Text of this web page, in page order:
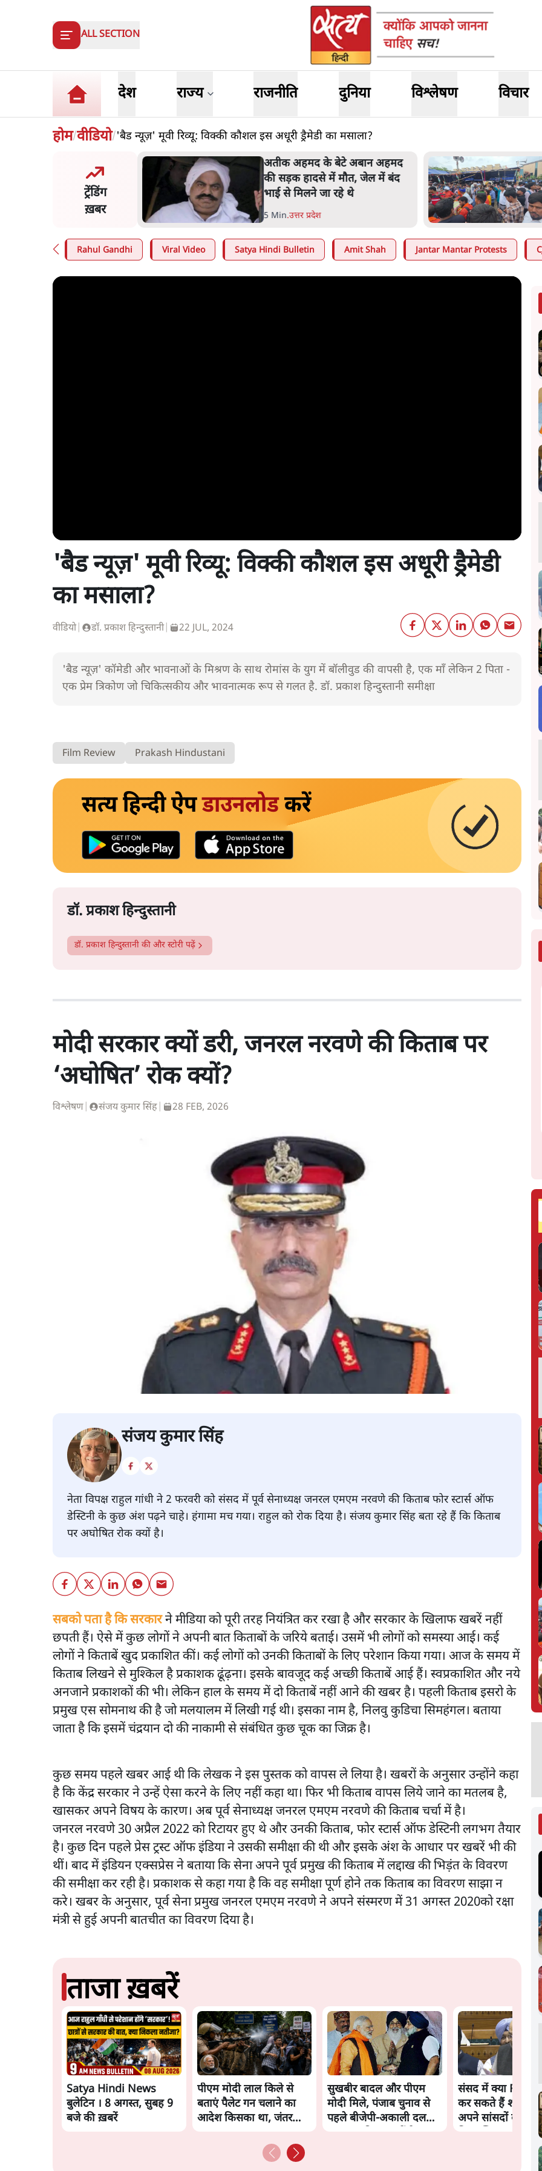
ALL SECTION
देश राज्य राजनीति दुनिया विश्लेषण विचार
होम/वीडियो/'बैड न्यूज़' मूवी रिव्यू: विक्की कौशल इस अधूरी ड्रैमेडी का मसाला?
ट्रेंडिंग
ख़बर
अहमद के बेटे अबान अहमद
हादसे में मौत, जेल में बंद
झारखंड के आंदोलनकारी छात्रों ने
दबाव बढ़ाया, सीएम हेमंत सोरेन का
इस्तीफा मांगा, 10 को घेरेंगे
विधानसभा
4 Min.झारखंड
Rahul Gandhi Viral Video Satya Hindi Bulletin Amit Shah Jantar Mantar Protests
'बैड न्यूज़' मूवी रिव्यू: विक्की कौशल इस अधूरी ड्रैमेडी
का मसाला?
वीडियो| डॉ. प्रकाश हिन्दुस्तानी| 22 JUL, 2024
'बैड न्यूज़' कॉमेडी और भावनाओं के मिश्रण के साथ रोमांस के युग में बॉलीवुड की वापसी है, एक माँ लेकिन 2 पिता -
एक प्रेम त्रिकोण जो चिकित्सकीय और भावनात्मक रूप से गलत है. डॉ. प्रकाश हिन्दुस्तानी समीक्षा
Film Review Prakash Hindustani
सत्य हिन्दी ऐपडाउनलोडकरें
डॉ. प्रकाश हिन्दुस्तानी
डॉ. प्रकाश हिन्दुस्तानी की और स्टोरी पढ़ें
मोदी सरकार क्यों डरी, जनरल नरवणे की किताब पर
‘अघोषित’ रोक क्यों?
विश्लेषण संजय कुमार सिंह 28 FEB, 2026
संजय कुमार सिंह
नेता विपक्ष राहुल गांधी ने 2 फरवरी को संसद में पूर्व सेनाध्यक्ष जनरल एमएम नरवणे की किताब फोर स्टार्स ऑफ
डेस्टिनी के कुछ अंश पढ़ने चाहे। हंगामा मच गया। राहुल को रोक दिया है। संजय कुमार सिंह बता रहे हैं कि किताब
पर अघोषित रोक क्यों है।
सबको पता है कि सरकारने मीडिया को पूरी तरह नियंत्रित कर रखा है और सरकार के खिलाफ खबरें नहीं
छपती हैं। ऐसे में कुछ लोगों ने अपनी बात किताबों के जरिये बताई। उसमें भी लोगों को समस्या आई। कई
लोगों ने किताबें खुद प्रकाशित कीं। कई लोगों को उनकी किताबों के लिए परेशान किया गया। आज के समय में
किताब लिखने से मुश्किल है प्रकाशक ढूंढ़ना। इसके बावजूद कई अच्छी किताबें आई हैं। स्वप्रकाशित और नये
अनजाने प्रकाशकों की भी। लेकिन हाल के समय में दो किताबें नहीं आने की खबर है। पहली किताब इसरो के
प्रमुख एस सोमनाथ की है जो मलयालम में लिखी गई थी। इसका नाम है, निलवु कुडिचा सिमहंगल। बताया
जाता है कि इसमें चंद्रयान दो की नाकामी से संबंधित कुछ चूक का जिक्र है।
कुछ समय पहले खबर आई थी कि लेखक ने इस पुस्तक को वापस ले लिया है। खबरों के अनुसार उन्होंने कहा
है कि केंद्र सरकार ने उन्हें ऐसा करने के लिए नहीं कहा था। फिर भी किताब वापस लिये जाने का मतलब है,
खासकर अपने विषय के कारण। अब पूर्व सेनाध्यक्ष जनरल एमएम नरवणे की किताब चर्चा में है।
जनरल नरवणे 30 अप्रैल 2022 को रिटायर हुए थे और उनकी किताब, फोर स्टार्स ऑफ डेस्टिनी लगभग तैयार
है। कुछ दिन पहले प्रेस ट्रस्ट ऑफ इंडिया ने उसकी समीक्षा की थी और इसके अंश के आधार पर खबरें भी की
थीं। बाद में इंडियन एक्सप्रेस ने बताया कि सेना अपने पूर्व प्रमुख की किताब में लद्दाख की भिड़ंत के विवरण
की समीक्षा कर रही है। प्रकाशक से कहा गया है कि वह समीक्षा पूर्ण होने तक किताब का विवरण साझा न
करे। खबर के अनुसार, पूर्व सेना प्रमुख जनरल एमएम नरवणे ने अपने संस्मरण में 31 अगस्त 2020को रक्षा
मंत्री से हुई अपनी बातचीत का विवरण दिया है।
ताजा ख़बरें
Satya Hindi News
बुलेटिन । 8 अगस्त, सुबह 9
बजे की ख़बरें
पीएम मोदी लाल किले से
बताएं पैलेट गन चलाने का
आदेश किसका था, जंतर
सुखबीर बादल और पीएम
मोदी मिले, पंजाब चुनाव से
पहले बीजेपी-अकाली दल
संसद में क्या FCRA
कर सकते हैं शाह?
अपने सांसदों के लिए